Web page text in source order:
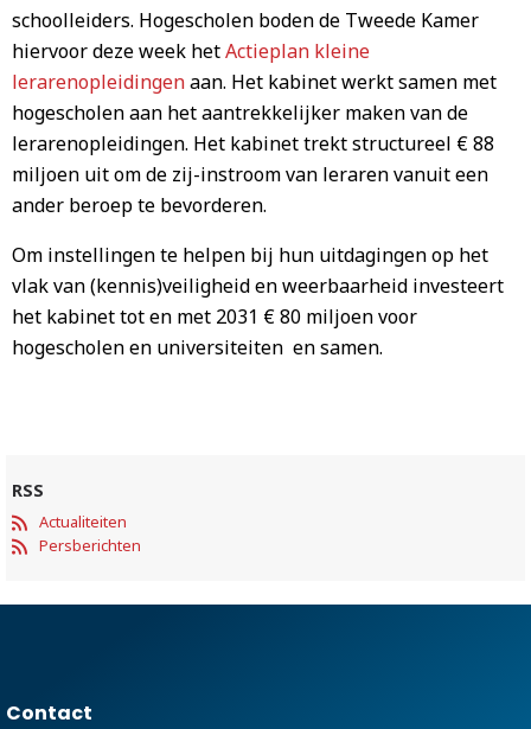
schoolleiders. Hogescholen boden de Tweede Kamer
hiervoor deze week hetActieplan kleine
lerarenopleidingenaan. Het kabinet werkt samen met
hogescholen aan het aantrekkelijker maken van de
lerarenopleidingen. Het kabinet trekt structureel € 88
miljoen uit om de zij-instroom van leraren vanuit een
ander beroep te bevorderen.
Om instellingen te helpen bij hun uitdagingen op het
vlak van (kennis)veiligheid en weerbaarheid investeert
het kabinet tot en met 2031 € 80 miljoen voor
hogescholen en universiteiten en samen.
RSS
Actualiteiten
Persberichten
Contact